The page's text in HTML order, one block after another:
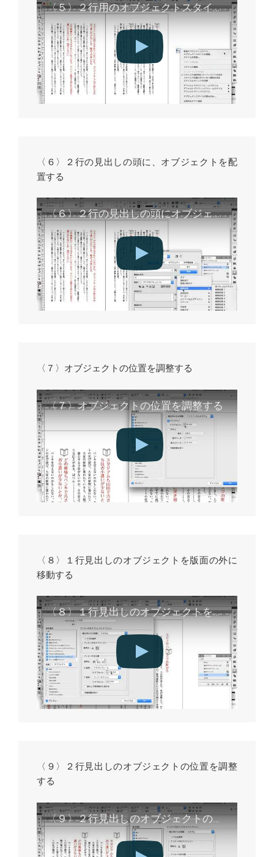
〈５〉２行用のオブジェクトスタイルを作る
〈６〉２行の見出しの頭に、オブジェクトを配
置する
〈６〉２行の見出しの頭にオブジェクトを配置する
〈７〉オブジェクトの位置を調整する
〈７〉オブジェクトの位置を調整する
〈８〉１行見出しのオブジェクトを版面の外に
移動する
〈８〉１行見出しのオブジェクトを版面の外に移動する
〈９〉２行見出しのオブジェクトの位置を調整
する
〈９〉２行見出しのオブジェクトの位置を調整する